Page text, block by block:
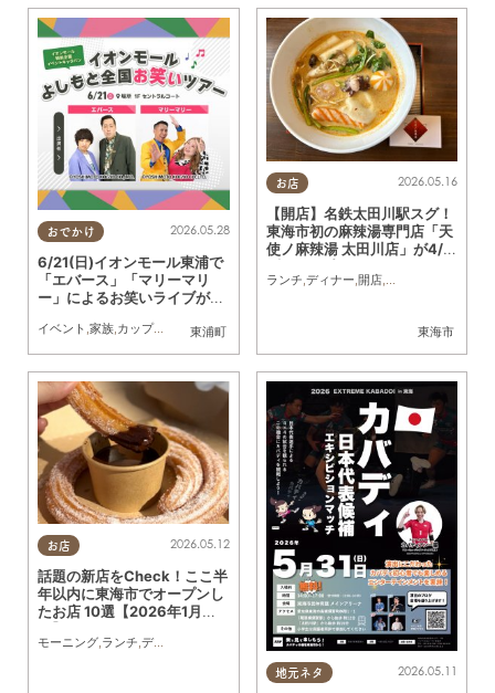
おでかけ
東浦町
2026.05.28
6/21(日)イオンモール東浦で
「エバース」「マリーマリ
ー」によるお笑いライブが開
イベント ,家族,カップル おひとりさま
お店
東海市
2026.05.16
【開店】名鉄太田川駅スグ！
東海市初の麻辣湯専門店「天
使ノ麻辣湯 太田川店」が4/1
ランチ,ディナー,開店,夫婦
お店 2026.05.12
話題の新店をCheck！ここ半
年以内に東海市でオープンし
たお店 10選【2026年1月～5
モーニング,ランチ,ディナー スイーツ,テイクアウト,キッチンカー
地元ネタ 2026.05.11